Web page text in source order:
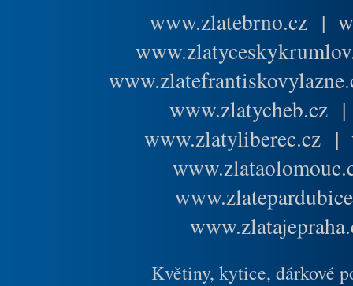
www.zlatebrno.cz |
www.zlatycheb.cz
www.zlatyliberec.cz |
Květiny, kytice, dárkové